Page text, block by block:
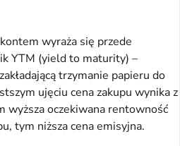
wyraża się przede
YTM (yield to maturity) –
trzymanie papieru do
ujęciu cena zakupu wynika z
wyższa oczekiwana rentowność
tym niższa cena emisyjna.